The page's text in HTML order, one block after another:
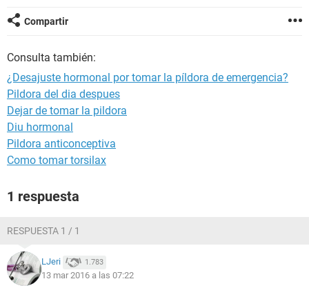
Compartir
Consulta también:
¿Desajuste hormonal por tomar la píldora de emergencia?
Pildora del dia despues
Dejar de tomar la pildora
Diu hormonal
Pildora anticonceptiva
Como tomar torsilax
1 respuesta
RESPUESTA 1 / 1
LJeri 1.783
13 mar 2016 a las 07:22